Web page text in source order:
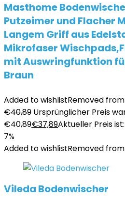
Masthome
Putzeimer und Flacher
Langem Griff aus
Mikrofaser
mit Auswringfunktion
Braun
Added to wishlistRemoved
€40,89 Ursprünglicher Preis
€40,89€37,89Aktueller Preis
7%
Added to wishlistRemoved
Vileda Bodenwischer